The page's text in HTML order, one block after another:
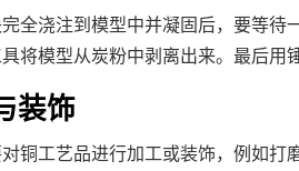
全浇注到模型中并凝固后，要等待
将模型从炭粉中剥离出来。最后用
装饰
铜工艺品进行加工或装饰，例如